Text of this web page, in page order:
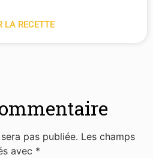
LA RECETTE
pas publiée. Les champs
avec *